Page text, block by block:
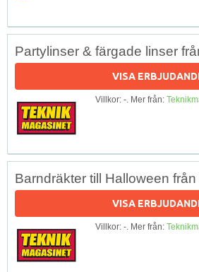
Partylinser & färgade linser
VISA
Villkor: -. Mer från:
Barndräkter till Halloween
VISA
Villkor: -. Mer från: